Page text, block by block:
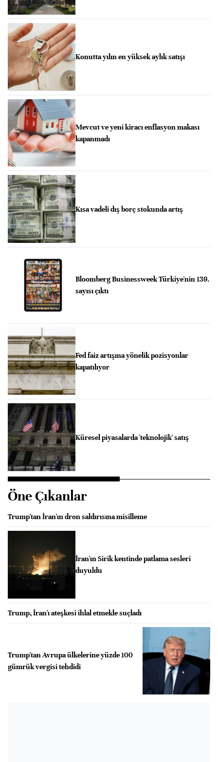
Konutta yılın en yüksek aylık satışı
Mevcut ve yeni kiracı enflasyon makası
kapanmadı
Kısa vadeli dış borç stokunda artış
Bloomberg Businessweek Türkiye'nin 139.
sayısı çıktı
Fed faiz artışına yönelik pozisyonlar
kapatılıyor
Küresel piyasalarda 'teknolojik' satış
Öne Çıkanlar
Trump'tan İran'ın dron saldırısına misilleme
İran'ın Sirik kentinde patlama sesleri
duyuldu
Trump, İran'ı ateşkesi ihlal etmekle suçladı
Trump'tan Avrupa ülkelerine yüzde 100
gümrük vergisi tehdidi